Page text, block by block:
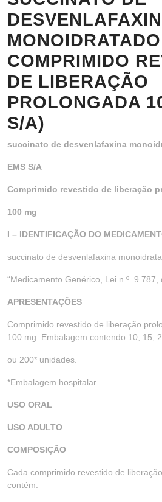
MONOIDRATADO
COMPRIMIDO
DE LIBERAÇÃO
PROLONGADA
S/A)
succinato de desvenlafaxina
EMS S/A
Comprimido revestido de liberação
100 mg
I – IDENTIFICAÇÃO DO
succinato de desvenlafaxina
“Medicamento Genérico, Lei n º. 9.787,
APRESENTAÇÕES
Comprimido revestido de liberação
100 mg. Embalagem contendo 10, 15,
ou 200* unidades.
*Embalagem hospitalar
USO ORAL
USO ADULTO
COMPOSIÇÃO
Cada comprimido revestido de
contém: